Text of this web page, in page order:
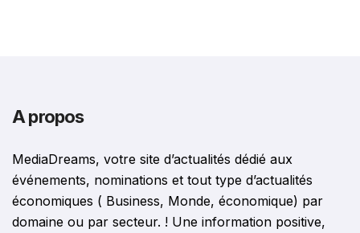
A propos
MediaDreams, votre site d’actualités dédié aux
événements, nominations et tout type d’actualités
économiques ( Business, Monde, économique) par
domaine ou par secteur. ! Une information positive,